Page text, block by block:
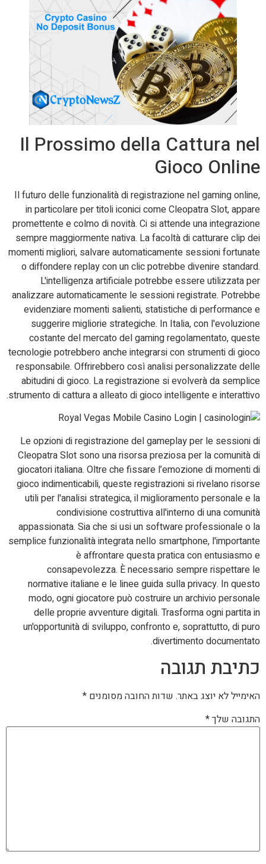
Il Prossimo della Cattura nel
Gioco Online
Il futuro delle funzionalità di registrazione nel gaming online,
in particolare per titoli iconici come Cleopatra Slot, appare
promettente e colmo di novità. Ci si attende una integrazione
sempre maggiormente nativa. La facoltà di catturare clip dei
momenti migliori, salvare automaticamente sessioni fortunate
o diffondere replay con un clic potrebbe divenire standard.
L'intelligenza artificiale potrebbe essere utilizzata per
analizzare automaticamente le sessioni registrate. Potrebbe
evidenziare momenti salienti, statistiche di performance e
suggerire migliorie strategiche. In Italia, con l'evoluzione
costante del mercato del gaming regolamentato, queste
tecnologie potrebbero anche integrarsi con strumenti di gioco
responsabile. Offrirebbero così analisi personalizzate delle
abitudini di gioco. La registrazione si evolverà da semplice
strumento di cattura a alleato di gioco intelligente e interattivo.
Le opzioni di registrazione del gameplay per le sessioni di
Cleopatra Slot sono una risorsa preziosa per la comunità di
giocatori italiana. Oltre che fissare l’emozione di momenti di
gioco indimenticabili, queste registrazioni si rivelano risorse
utili per l'analisi strategica, il miglioramento personale e la
condivisione costruttiva all'interno di una comunità
appassionata. Sia che si usi un software professionale o la
semplice funzionalità integrata nello smartphone, l'importante
è affrontare questa pratica con entusiasmo e
consapevolezza. È necessario sempre rispettare le
normative italiane e le linee guida sulla privacy. In questo
modo, ogni giocatore può costruire un archivio personale
delle proprie avventure digitali. Trasforma ogni partita in
un'opportunità di sviluppo, confronto e, soprattutto, di puro
divertimento documentato.
כתיבת תגובה
האימייל לא יוצג באתר. שדות החובה מסומנים *
התגובה שלך*